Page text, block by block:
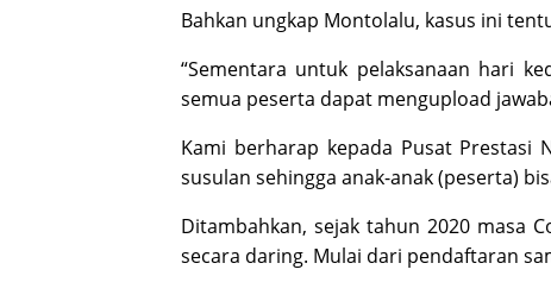
Bahkan ungkap Montolalu, kasus ini
“Sementara untuk pelaksanaan hari
semua peserta dapat mengupload
Kami berharap kepada Pusat Prestasi
susulan sehingga anak-anak (peserta)
Ditambahkan, sejak tahun 2020 masa
secara daring. Mulai dari pendaftaran